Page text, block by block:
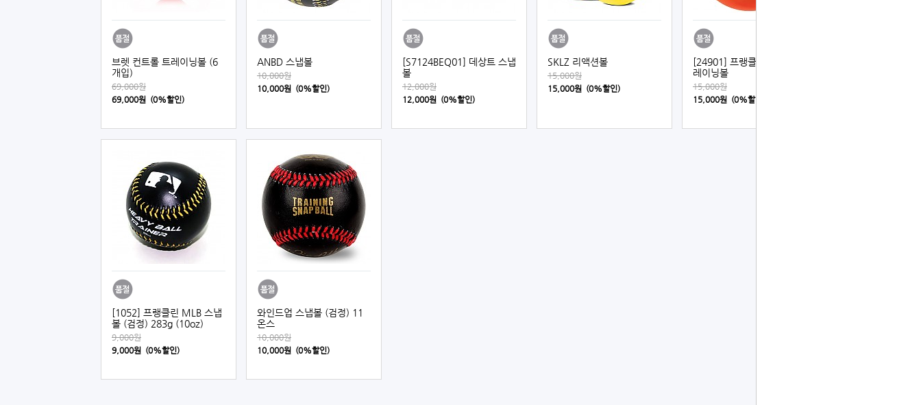
브렛 컨트롤 트레이닝볼 (6
개입)
69,000원
69,000원 (0%할인)
ANBD 스냅볼
10,000원
10,000원 (0%할인)
[S7124BEQ01] 데상트 스냅
볼
12,000원
12,000원 (0%할인)
SKLZ 리액션볼
15,000원
15,000원 (0%할인)
[24901] 프랭클린 컨택트 트
레이닝볼
15,000원
15,000원 (0%할인)
[1052] 프랭클린 MLB 스냅
볼 (검정) 283g (10oz)
9,000원
9,000원 (0%할인)
와인드업 스냅볼 (검정) 11
온스
10,000원
10,000원 (0%할인)